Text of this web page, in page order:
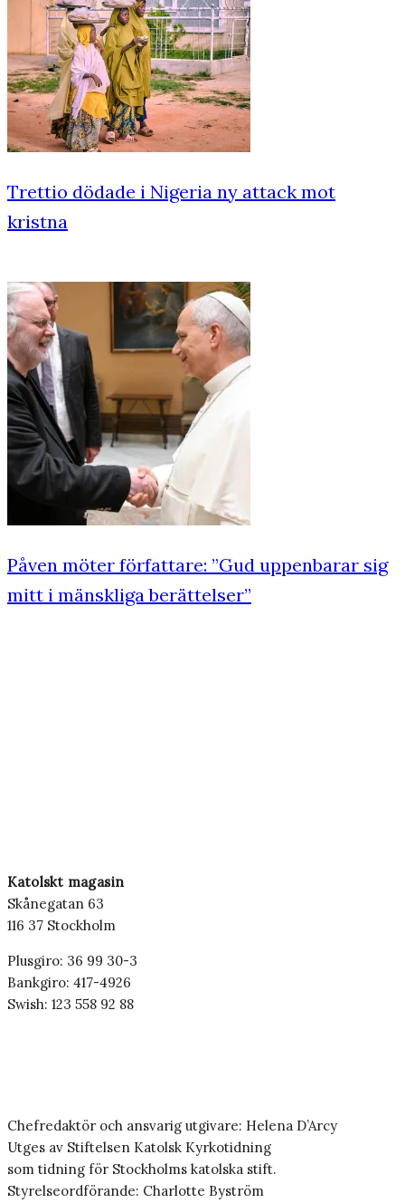
Trettio dödade i Nigeria ny attack mot
kristna
Påven möter författare: ”Gud uppenbarar sig
mitt i mänskliga berättelser”
Katolskt magasin
Skånegatan 63
116 37 Stockholm
Plusgiro: 36 99 30-3
Bankgiro: 417-4926
Swish: 123 558 92 88
Chefredaktör och ansvarig utgivare: Helena D’Arcy
Utges av Stiftelsen Katolsk Kyrkotidning
som tidning för Stockholms katolska stift.
Styrelseordförande: Charlotte Byström